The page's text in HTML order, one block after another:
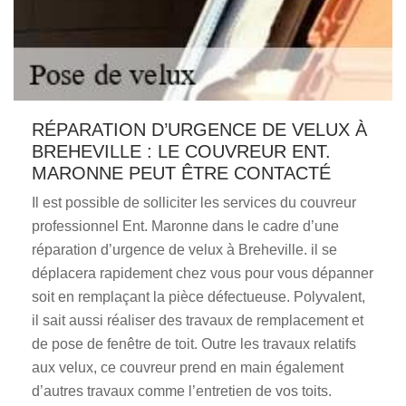
RÉPARATION D’URGENCE DE VELUX À
BREHEVILLE : LE COUVREUR ENT.
MARONNE PEUT ÊTRE CONTACTÉ
Il est possible de solliciter les services du couvreur
professionnel Ent. Maronne dans le cadre d’une
réparation d’urgence de velux à Breheville. il se
déplacera rapidement chez vous pour vous dépanner
soit en remplaçant la pièce défectueuse. Polyvalent,
il sait aussi réaliser des travaux de remplacement et
de pose de fenêtre de toit. Outre les travaux relatifs
aux velux, ce couvreur prend en main également
d’autres travaux comme l’entretien de vos toits.